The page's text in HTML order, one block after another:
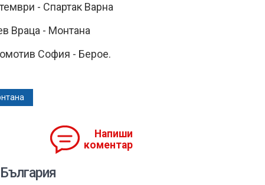
- Спартак Варна
Враца - Монтана
София - Берое.
Напиши
коментар